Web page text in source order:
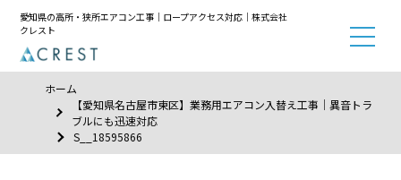
愛知県の高所・狭所エアコン工事｜ロープアクセス対応｜株式会社
クレスト
ホーム
【愛知県名古屋市東区】業務用エアコン入替え工事｜異音トラ
ブルにも迅速対応
S__18595866